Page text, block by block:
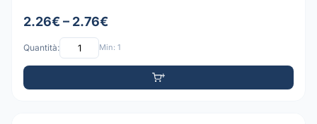
2.26€ – 2.76€
Quantità: Min: 1